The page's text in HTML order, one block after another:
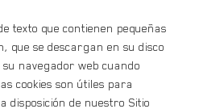
texto que contienen pequeñas
que se descargan en su disco
navegador web cuando
cookies son útiles para
disposición de nuestro Sitio